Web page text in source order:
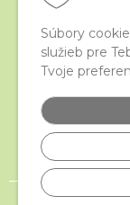
Súbory
služieb pre
Tvoje
© 2026 istraka.sk -